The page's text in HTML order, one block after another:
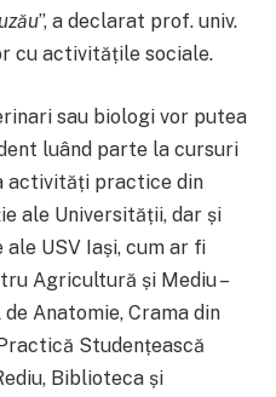
”, a declarat prof. univ.
cu activitățile sociale.
sau biologi vor putea
luând parte la cursuri
activități practice din
ale Universității, dar și
USV Iași, cum ar fi
Agricultură și Mediu –
Anatomie, Crama din
Studențească
Biblioteca și